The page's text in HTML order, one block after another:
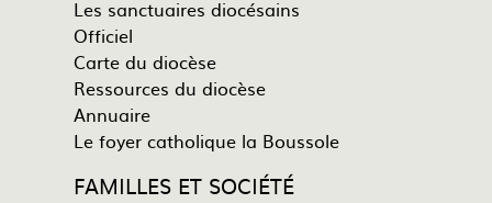
Les sanctuaires diocésains
Officiel
Carte du diocèse
Ressources du diocèse
Annuaire
Le foyer catholique la Boussole
FAMILLES ET SOCIÉTÉ